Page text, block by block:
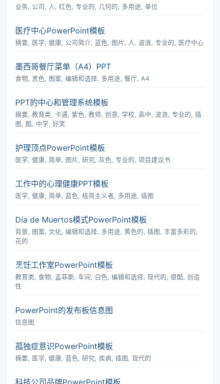
业务, 公司, 人, 红色, 专业的, 几何的, 多用途, 单位
医疗中心PowerPoint模板
摘要, 医学, 健康, 公司简介, 蓝色, 图片, 人, 波浪, 专业的, 医疗中心
墨西哥餐厅菜单（A4）PPT
食物, 黑色, 图案, 编辑和选择, 多用途, 餐厅, A4
PPT的中心和管理系统模板
摘要, 教育类, 卡通, 紫色, 教师, 创意, 学校, 高中, 波浪, 专业的, 插
图, 酷, 中学, 好笑
护理顶点PowerPoint模板
医学, 健康, 简单, 图片, 研究, 灰色, 专业的, 项目建议书
工作中的心理健康PPT模板
医学, 健康, 简单, 蓝色, 极简主义者, 多用途, 插图
Día de Muertos模式PowerPoint模板
背景, 图案, 文化, 编辑和选择, 多用途, 黄色的, 插图, 丰富多彩的,
花的
烹饪工作室PowerPoint模板
教育类, 食物, 孟菲斯, 车间, 白色, 编辑和选择, 现代的, 很酷, 创造
性
PowerPoint的发布板信息图
信息图
孤独症意识PowerPoint模板
摘要, 医学, 健康, 蓝色, 研究, 疾病, 插图, 现代的
科技公司品牌PowerPoint模板